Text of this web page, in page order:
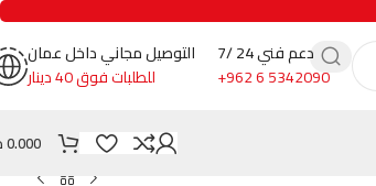
دعم فني 24 /7
+962 6 5342090
التوصيل مجاني داخل عمان
للطلبات فوق 40 دينار
0.000